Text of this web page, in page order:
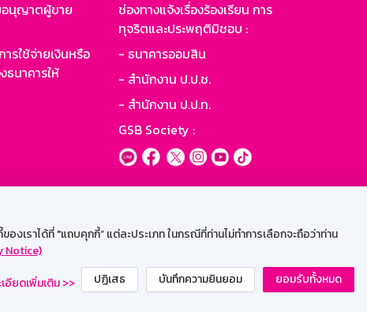
เราได้ที่ "แถบคุกกี้” แต่ละประเภท ในกรณีที่ท่านไม่ทำการเลือกจะถือว่าท่าน
Notice)
อียดเพิ่มเติม >> ปฏิเสธ บันทึกความยินยอม ยอมรับทั้งหมด
อนุญาตผู้ขาย
รใช้จ่ายเงินหรือ
นาคารให้
ช่องทางแจ้งเรื่องร้องเรียน การ
ทุจริตและประพฤติมิชอบ :
- ธนาคารออมสิน
- สำนักงาน ป.ป.ช.
- สำนักงาน ป.ป.ท.
GSB Society :